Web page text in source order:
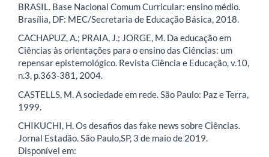
BRASIL. Base Nacional Comum Curricular: ensino médio.
Brasília, DF: MEC/Secretaria de Educação Básica, 2018.
CACHAPUZ, A.; PRAIA, J.; JORGE, M. Da educação em
Ciências às orientações para o ensino das Ciências: um
repensar epistemológico. Revista Ciência e Educação, v.10,
n.3, p.363-381, 2004.
CASTELLS, M. A sociedade em rede. São Paulo: Paz e Terra,
1999.
CHIKUCHI, H. Os desafios das fake news sobre Ciências.
Jornal Estadão. São Paulo,SP, 3 de maio de 2019.
Disponível em: